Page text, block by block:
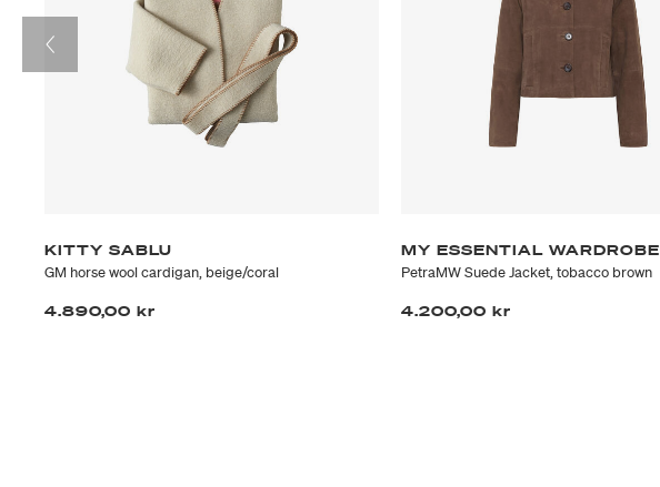
KITTY SABLU
GM horse wool cardigan, beige/coral
4.890,00 kr
MY ESSENTIAL WARDROBE
PetraMW Suede Jacket, tobacco brown
4.200,00 kr